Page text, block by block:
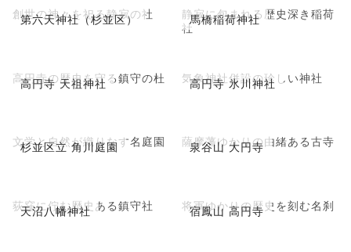
第六天神社（杉並区）
創世の神々を祀る静寂の社 馬橋稲荷神社
静寂に包まれる歴史深き稲荷
社
高円寺 天祖神社
高円寺の歴史を守る鎮守の杜 高円寺 氷川神社
気象神社併設の珍しい神社
杉並区立 角川庭園
文学と自然が織りなす名庭園 泉谷山 大円寺
薩摩藩ゆかりの由緒ある古寺
天沼八幡神社
荻窪に佇む歴史ある鎮守社 宿鳳山 高円寺
将軍ゆかりの歴史を刻む名刹